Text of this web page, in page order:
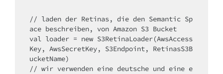
// laden der Retinas, die den Semantic Sp
ace beschreiben, von Amazon S3 Bucket
val loader = new S3RetinaLoader(AwsAccess
Key, AwsSecretKey, S3Endpoint, RetinasS3B
ucketName)
// wir verwenden eine deutsche und eine e